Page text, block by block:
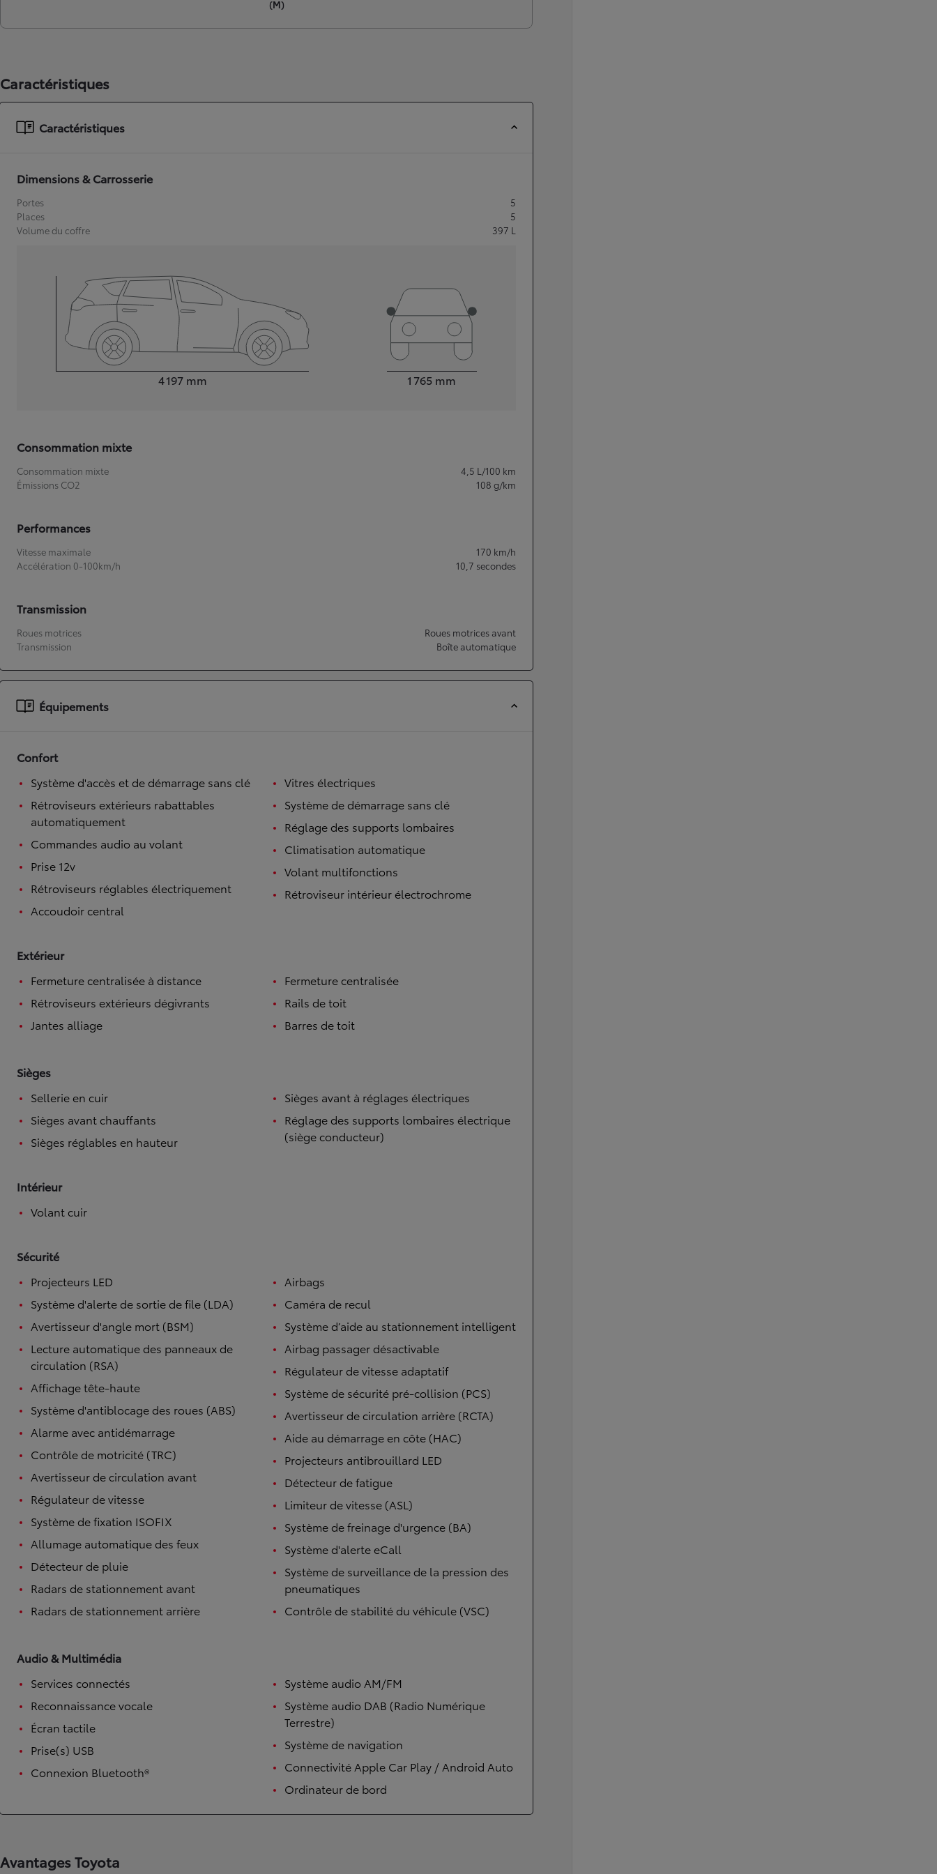
À partir de 19 700 €
TOYOTA C-HR
Disponible rapidement
(M)
Caractéristiques
Caractéristiques
Dimensions & Carrosserie
Portes
5
Places
5
Volume du coffre
397 L
4 197 mm 1 765 mm
Consommation mixte
Consommation mixte 4,5 L/100 km
Émissions CO2
108 g/km
Performances
Vitesse maximale 170 km/h
Accélération 0-100km/h
10,7 secondes
Transmission
Roues motrices
Roues motrices avant
Transmission
Boîte automatique
Équipements
Confort
Système d'accès et de démarrage sans clé
Rétroviseurs extérieurs rabattables
automatiquement
Commandes audio au volant
Prise 12v
Rétroviseurs réglables électriquement
Accoudoir central
Vitres électriques
Système de démarrage sans clé
Réglage des supports lombaires
Climatisation automatique
Volant multifonctions
Rétroviseur intérieur électrochrome
Extérieur
Fermeture centralisée à distance
Rétroviseurs extérieurs dégivrants
Jantes alliage
Fermeture centralisée
Rails de toit
Barres de toit
Sièges
Sellerie en cuir
Sièges avant chauffants
Sièges réglables en hauteur
Sièges avant à réglages électriques
Réglage des supports lombaires électrique
(siège conducteur)
Intérieur
Volant cuir
Sécurité
Projecteurs LED
Système d'alerte de sortie de file (LDA)
Avertisseur d'angle mort (BSM)
Lecture automatique des panneaux de
circulation (RSA)
Affichage tête-haute
Système d'antiblocage des roues (ABS)
Alarme avec antidémarrage
Contrôle de motricité (TRC)
Avertisseur de circulation avant
Régulateur de vitesse
Système de fixation ISOFIX
Allumage automatique des feux
Détecteur de pluie
Radars de stationnement avant
Radars de stationnement arrière
Airbags
Caméra de recul
Système d’aide au stationnement intelligent
Airbag passager désactivable
Régulateur de vitesse adaptatif
Système de sécurité pré-collision (PCS)
Avertisseur de circulation arrière (RCTA)
Aide au démarrage en côte (HAC)
Projecteurs antibrouillard LED
Détecteur de fatigue
Limiteur de vitesse (ASL)
Système de freinage d'urgence (BA)
Système d'alerte eCall
Système de surveillance de la pression des
pneumatiques
Contrôle de stabilité du véhicule (VSC)
Audio & Multimédia
Services connectés
Reconnaissance vocale
Écran tactile
Prise(s) USB
Connexion Bluetooth®
Système audio AM/FM
Système audio DAB (Radio Numérique
Terrestre)
Système de navigation
Connectivité Apple Car Play / Android Auto
Ordinateur de bord
Avantages Toyota